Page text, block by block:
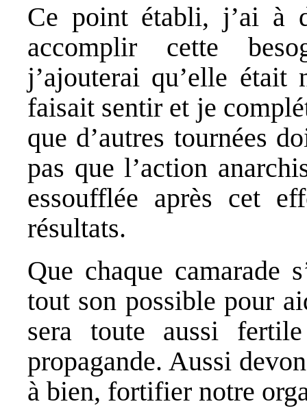
Ce point établi, j’ai à
accomplir cette
j’ajouterai qu’elle était
faisait sentir et je
que d’autres tournées
pas que l’action
essoufflée après cet
résultats.
Que chaque camarade
tout son possible pour
sera toute aussi
propagande. Aussi
à bien, fortifier notre